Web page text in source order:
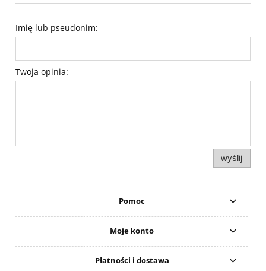
Imię lub pseudonim:
Twoja opinia:
wyślij
Pomoc
Moje konto
Płatności i dostawa